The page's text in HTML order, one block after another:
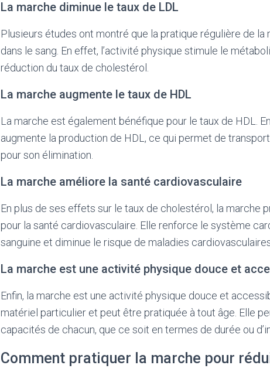
La marche diminue le taux de LDL
Plusieurs études ont montré que la pratique régulière de la
dans le sang. En effet, l’activité physique stimule le
réduction du taux de cholestérol.
La marche augmente le taux de HDL
La marche est également bénéfique pour le taux de HDL.
augmente la production de HDL, ce qui permet de
pour son élimination.
La marche améliore la santé cardiovasculaire
En plus de ses effets sur le taux de cholestérol, la marche
pour la santé cardiovasculaire. Elle renforce le système
sanguine et diminue le risque de maladies
La marche est une activité physique douce et
Enfin, la marche est une activité physique douce et
matériel particulier et peut être pratiquée à tout âge. Elle
capacités de chacun, que ce soit en termes de durée ou
Comment pratiquer la marche pour